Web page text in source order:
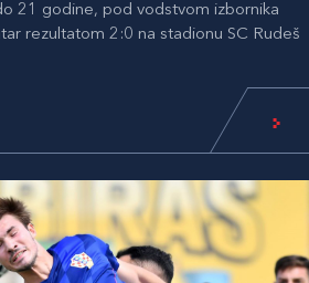
21 godine, pod vodstvom izbornika
rezultatom 2:0 na stadionu SC Rudeš